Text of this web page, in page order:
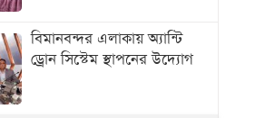
বিমানবন্দর এলাকায় অ্যান্টি
ড্রোন সিস্টেম স্থাপনের উদ্যোগ